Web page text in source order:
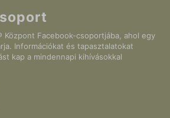
Központ Facebook-csoportjába, ahol egy
Információkat és tapasztalatokat
kap a mindennapi kihívásokkal